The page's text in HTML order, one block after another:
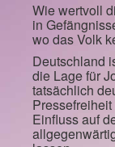
Wie wertvoll
in
wo das Volk
Deutschland
die Lage für
tatsächlich
Einfluss auf